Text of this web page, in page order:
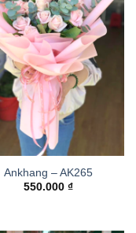
Ankhang – AK265
550.000 ₫